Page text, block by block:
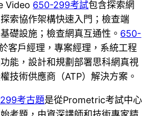
Video 650-299考試包含探索網
索協作架構快速入門；檢查端
礎設施；檢查網真互通性。 650-
客戶經理，專案經理，系統工程
能，設計和規劃部署思科網真視
技術供應商（ATP）解決方案。
考古題是從Prometric考試中心